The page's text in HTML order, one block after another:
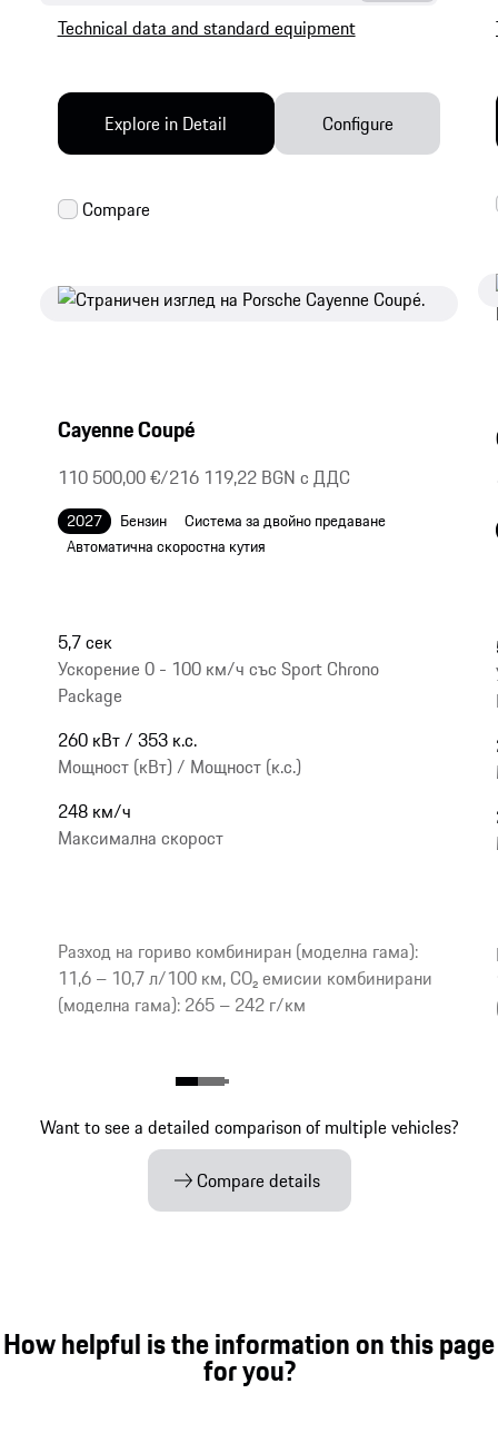
Cayenne Coupé
110 500,00 €/216 119,22 BGN c ДДС
2027 Бензин
Система за двойно предаване
Автоматична скоростна кутия
5,7 сек
Ускорение 0 - 100 км/ч със Sport Chrono
Package
260 кВт / 353 к.с.
Мощност (кВт) / Мощност (к.с.)
248 км/ч
Максимална скорост
Разход на гориво комбиниран (моделна гама):
11,6 – 10,7 л/100 км, CO₂ емисии комбинирани
(моделна гама): 265 – 242 г/км
Technical data and standard equipment
Explore in Detail Configure
Want to see a detailed comparison of multiple vehicles?
Compare details
How helpful is the information on this page
for you?